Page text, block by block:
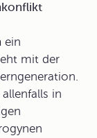
ein
mit der
in